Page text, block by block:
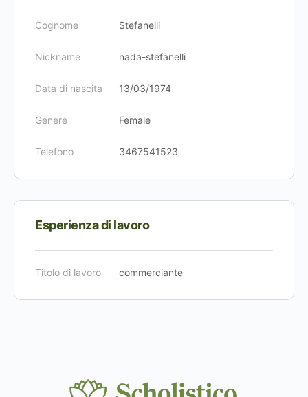
Cognome Stefanelli
Nickname nada-stefanelli
Data di nascita 13/03/1974
Genere Female
Telefono 3467541523
Esperienza di lavoro
Titolo di lavoro commerciante